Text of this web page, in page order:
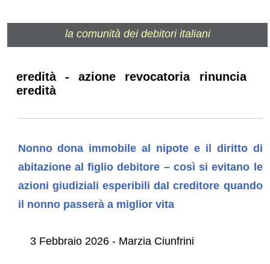
la comunità dei debitori italiani
eredità - azione revocatoria rinuncia
eredità
Nonno dona immobile al nipote e il diritto di
abitazione al figlio debitore – così si evitano le
azioni giudiziali esperibili dal creditore quando
il nonno passerà a miglior vita
3 Febbraio 2026 - Marzia Ciunfrini